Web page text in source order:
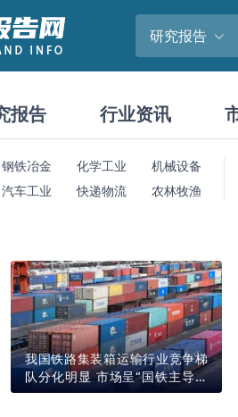
研究报告
报告 行业资讯
钢铁冶金 化学工业
机械设备
汽车工业 快递物流 农林牧渔
我国铁路集装箱运输行业竞争梯
队分化明显 市场呈“国铁主导、
多元参与”格局